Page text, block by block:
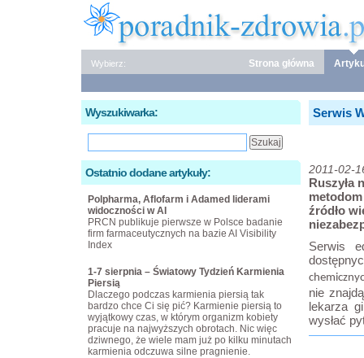
Wybierz: Strona główna
Serwis
2011-02-
Ruszyła
źródło
Serwis
nie
lekarza
wysłać
Wyszukiwarka:
Ostatnio dodane artykuły:
Polpharma, Aflofarm i Adamed liderami
widoczności w AI
PRCN publikuje pierwsze w Polsce badanie
firm farmaceutycznych na bazie AI Visibility
Index
1-7 sierpnia – Światowy Tydzień Karmienia
Piersią
Dlaczego podczas karmienia piersią tak
bardzo chce Ci się pić? Karmienie piersią to
wyjątkowy czas, w którym organizm kobiety
pracuje na najwyższych obrotach. Nic więc
dziwnego, że wiele mam już po kilku minutach
karmienia odczuwa silne pragnienie.